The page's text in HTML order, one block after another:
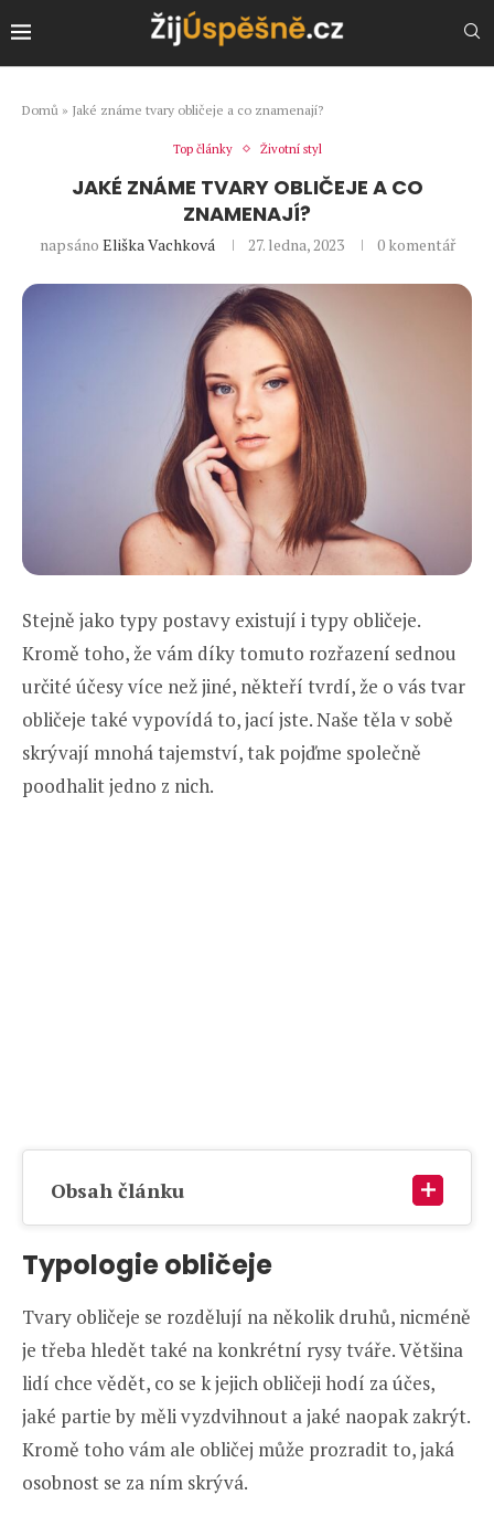
Domů » Jaké známe tvary obličeje a co znamenají?
Top články Životní styl
JAKÉ ZNÁME TVARY OBLIČEJE A CO
ZNAMENAJÍ?
napsáno Eliška Vachková 27. ledna, 2023 0 komentář
Stejně jako typy postavy existují i typy obličeje.
Kromě toho, že vám díky tomuto rozřazení sednou
určité účesy více než jiné, někteří tvrdí, že o vás tvar
obličeje také vypovídá to, jací jste. Naše těla v sobě
skrývají mnohá tajemství, tak pojďme společně
poodhalit jedno z nich.
Obsah článku
Typologie obličeje
Tvary obličeje se rozdělují na několik druhů, nicméně
je třeba hledět také na konkrétní rysy tváře. Většina
lidí chce vědět, co se k jejich obličeji hodí za účes,
jaké partie by měli vyzdvihnout a jaké naopak zakrýt.
Kromě toho vám ale obličej může prozradit to, jaká
osobnost se za ním skrývá.